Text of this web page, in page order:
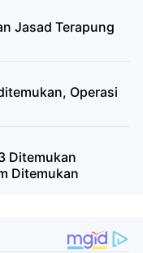
Jasad Terapung
Operasi
Ditemukan
Ditemukan